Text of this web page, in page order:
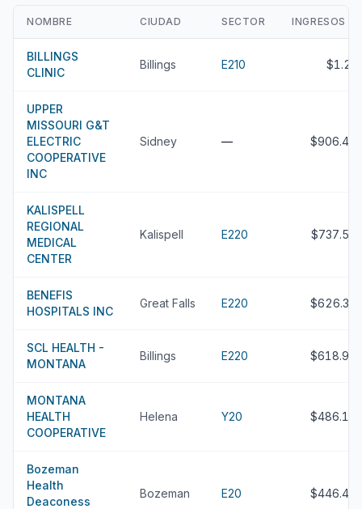
NOMBRE CIUDAD SECTOR INGRESOS
BILLINGS
CLINIC
Billings E210 $1.2B
UPPER
MISSOURI G&T
ELECTRIC
COOPERATIVE
INC
Sidney — $906.4M
KALISPELL
REGIONAL
MEDICAL
CENTER
Kalispell E220 $737.5M
BENEFIS
HOSPITALS INC
Great Falls E220 $626.3M
SCL HEALTH -
MONTANA
Billings E220 $618.9M
MONTANA
HEALTH
COOPERATIVE
Helena Y20 $486.1M
Bozeman
Health
Deaconess
Bozeman E20 $446.4M